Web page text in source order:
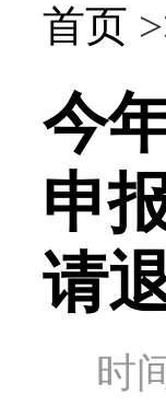
首页
今
申
请
时